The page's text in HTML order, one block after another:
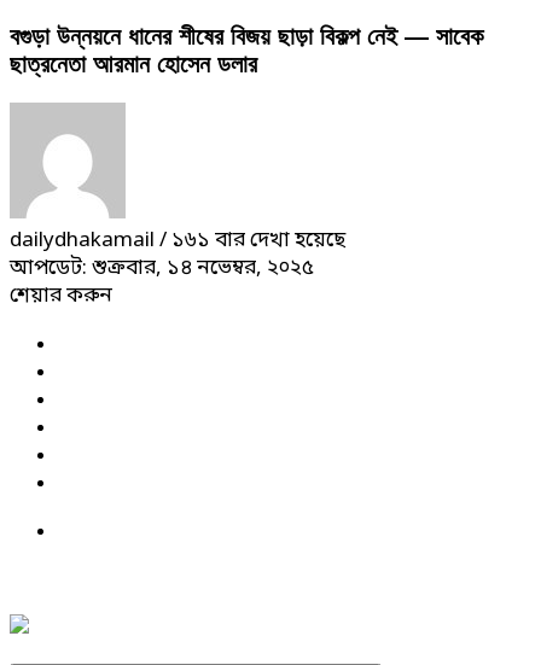
বগুড়া উন্নয়নে ধানের শীষের বিজয় ছাড়া বিকল্প নেই — সাবেক
ছাত্রনেতা আরমান হোসেন ডলার
dailydhakamail / ১৬১ বার দেখা হয়েছে
আপডেট: শুক্রবার, ১৪ নভেম্বর, ২০২৫
শেয়ার করুন